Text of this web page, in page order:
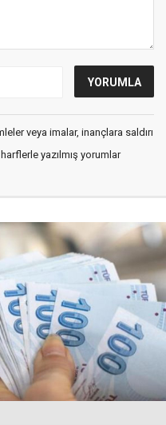
veya imalar, inançlara saldırı
yazılmış yorumlar